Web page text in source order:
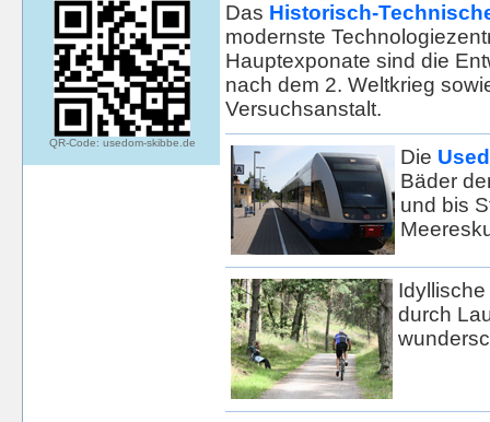
QR-Code: usedom-skibbe.de
Das Historisch-
modernste
Hauptexponate sind die
nach dem 2. Weltkrieg
Versuchsanstalt.
Die
Bäder
und bis
Idyllische
durch